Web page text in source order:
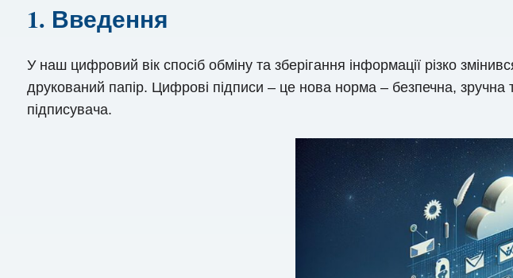
1. Введення
У наш цифровий вік спосіб обміну та зберігання інформації різко
друкований папір. Цифрові підписи – це нова норма – безпечна,
підписувача.